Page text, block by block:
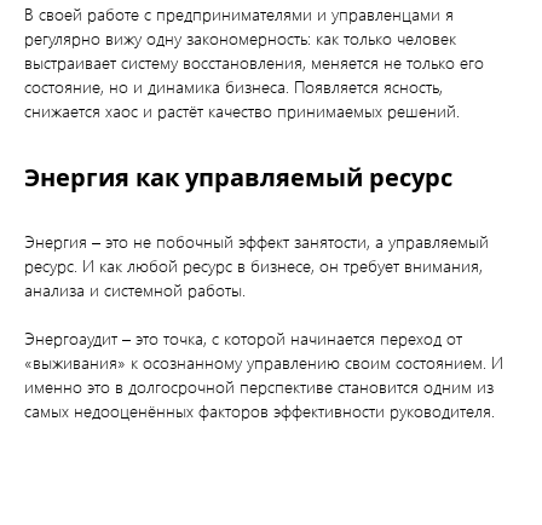
В своей работе с предпринимателями и управленцами я
регулярно вижу одну закономерность: как только человек
выстраивает систему восстановления, меняется не только его
состояние, но и динамика бизнеса. Появляется ясность,
снижается хаос и растёт качество принимаемых решений.
Энергия как управляемый ресурс
Энергия – это не побочный эффект занятости, а управляемый
ресурс. И как любой ресурс в бизнесе, он требует внимания,
анализа и системной работы.
Энергоаудит – это точка, с которой начинается переход от
«выживания» к осознанному управлению своим состоянием. И
именно это в долгосрочной перспективе становится одним из
самых недооценённых факторов эффективности руководителя.